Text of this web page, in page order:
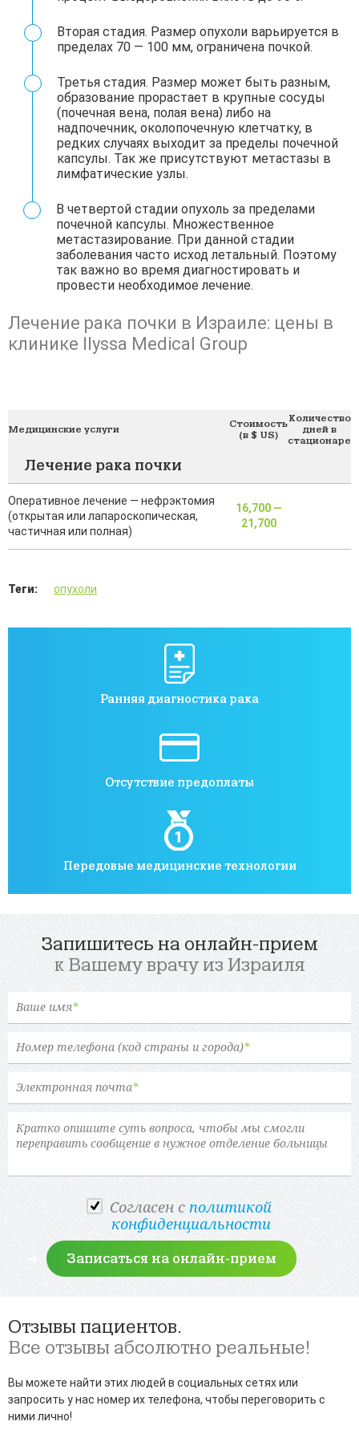
Вторая стадия. Размер опухоли варьируется в
пределах 70 — 100 мм, ограничена почкой.
Третья стадия. Размер может быть разным,
образование прорастает в крупные сосуды
(почечная вена, полая вена) либо на
надпочечник, околопочечную клетчатку, в
редких случаях выходит за пределы почечной
капсулы. Так же присутствуют метастазы в
лимфатические узлы.
В четвертой стадии опухоль за пределами
почечной капсулы. Множественное
метастазирование. При данной стадии
заболевания часто исход летальный. Поэтому
так важно во время диагностировать и
провести необходимое лечение.
Лечение рака почки в Израиле: цены в
клинике Ilyssa Medical Group
Медицинские услуги
Стоимость
(в $ US)
Количество
дней в
стационаре
Лечение рака почки
Оперативное лечение — нефрэктомия
(открытая или лапароскопическая,
частичная или полная)
16,700 —
21,700
Теги: опухоли
Ранняя диагностика рака
Отсутствие предоплаты
Передовые медицинские технологии
Запишитесь на онлайн-прием
к Вашему врачу из Израиля
Ваше имя*
Номер телефона (код страны и города)*
Электронная почта*
Cогласен с политикой
конфиденциальности
Отзывы пациентов.
Все отзывы абсолютно реальные!
Вы можете найти этих людей в социальных сетях или
запросить у нас номер их телефона, чтобы переговорить с
ними лично!